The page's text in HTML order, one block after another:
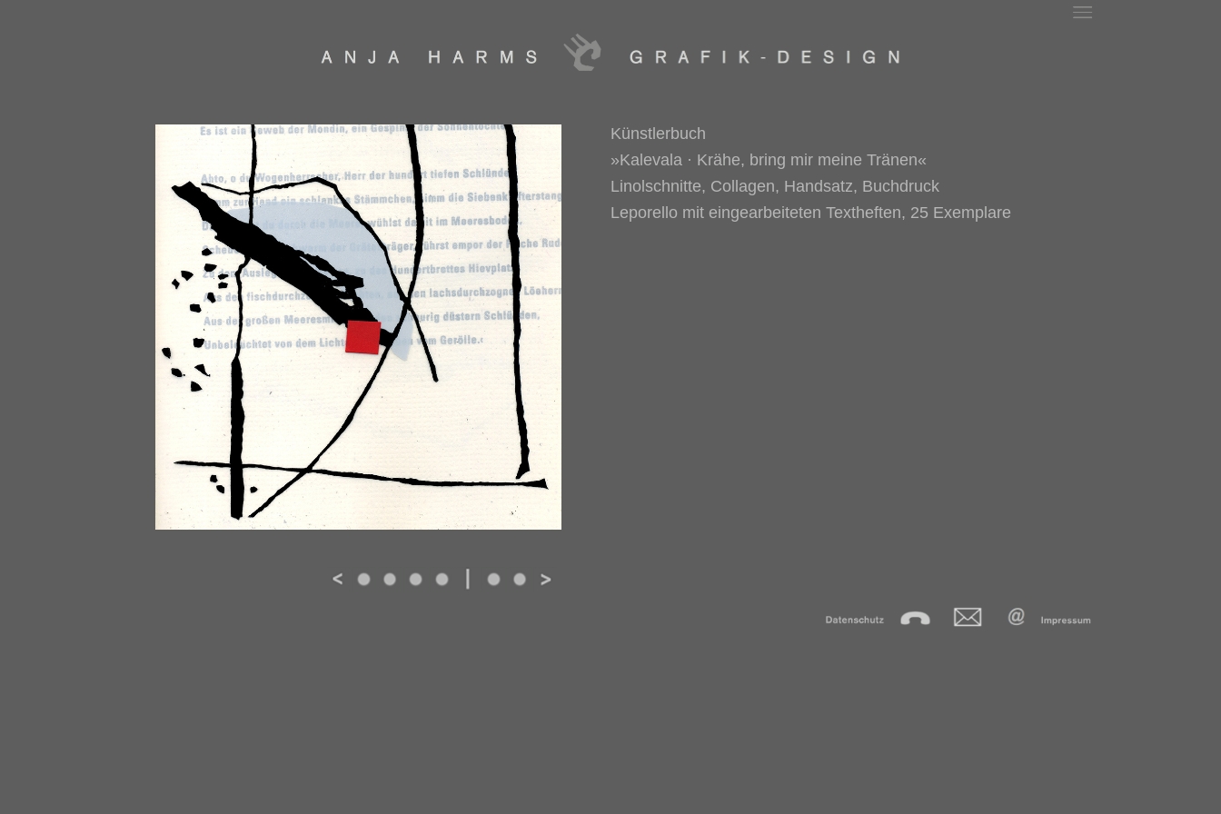
Künstlerbuch
»Kalevala · Krähe, bring mir meine Tränen«
Linolschnitte, Collagen, Handsatz, Buchdruck
Leporello mit eingearbeiteten Textheften, 25 Exemplare